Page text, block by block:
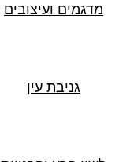
מדגמים ועיצובים
גניבת עין